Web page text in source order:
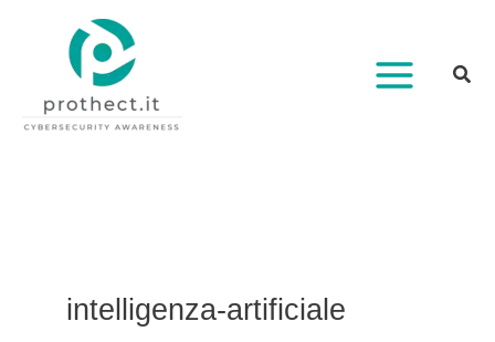
contenuto
intelligenza-artificiale